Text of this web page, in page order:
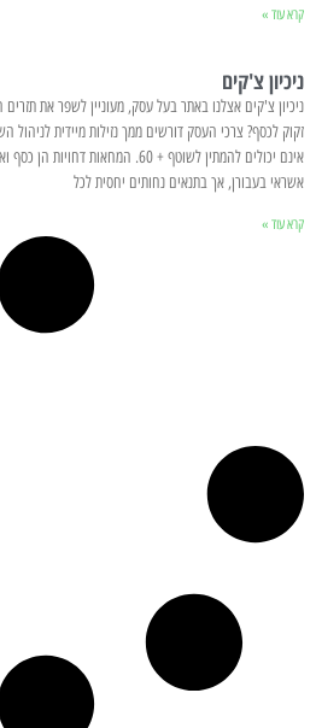
קרא עוד »
ניכיון צ'קים
ניכיון צ'קים אצלנו באתר בעל עסק, מעוניין לשפר את
זקוק לכסף? צרכי העסק דורשים ממך נזילות מיידית לניהול
אינם יכולים להמתין לשוטף + 60.
אשראי בעבורן, אך בתנאים נחותים יחסית לכל
קרא עוד »